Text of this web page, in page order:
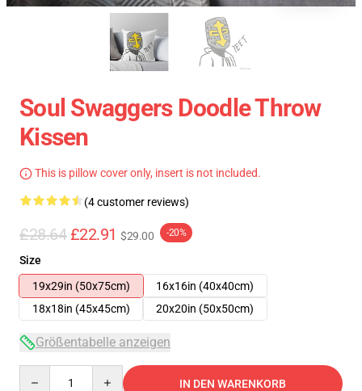
Soul Swaggers Doodle Throw
Kissen
This is pillow cover only, insert is not included.
(4 customer reviews)
£28.64 £22.91 $29.00 -20%
Size
19x29in (50x75cm)
16x16in (40x40cm)
18x18in (45x45cm)
20x20in (50x50cm)
Größentabelle anzeigen
IN DEN WARENKORB